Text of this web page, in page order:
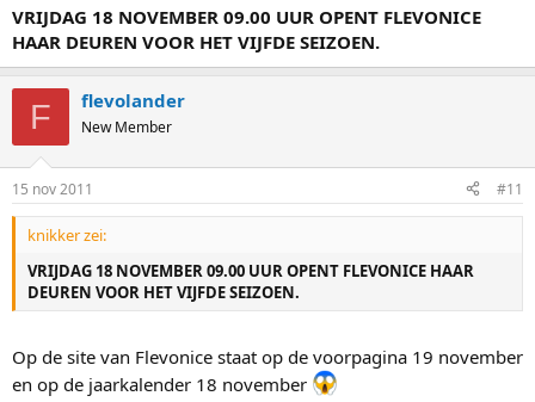
VRIJDAG 18 NOVEMBER 09.00 UUR OPENT FLEVONICE
HAAR DEUREN VOOR HET VIJFDE SEIZOEN.
F flevolander
New Member
15 nov 2011 #11
knikker zei:
VRIJDAG 18 NOVEMBER 09.00 UUR OPENT FLEVONICE HAAR
DEUREN VOOR HET VIJFDE SEIZOEN.
Op de site van Flevonice staat op de voorpagina 19 november
en op de jaarkalender 18 november